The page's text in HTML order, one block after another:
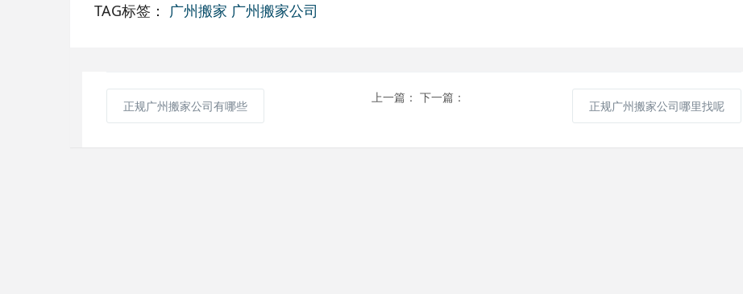
TAG标签： 广州搬家 广州搬家公司
上一篇：
正规广州搬家公司有哪些
下一篇：
正规广州搬家公司哪里找呢